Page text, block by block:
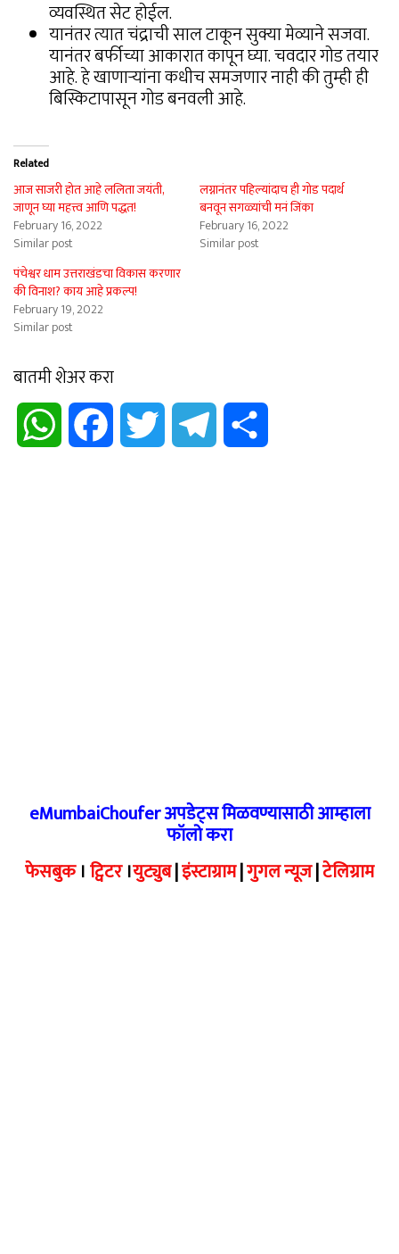
व्यवस्थित सेट होईल.
यानंतर त्यात चंद्राची साल टाकून सुक्या मेव्याने सजवा.
यानंतर बर्फीच्या आकारात कापून घ्या. चवदार गोड तयार
आहे. हे खाणाऱ्यांना कधीच समजणार नाही की तुम्ही ही
बिस्किटापासून गोड बनवली आहे.
Related
आज साजरी होत आहे ललिता जयंती,
जाणून घ्या महत्त्व आणि पद्धत!
February 16, 2022
Similar post
लग्नानंतर पहिल्यांदाच ही गोड पदार्थ
बनवून सगळ्यांची मनं जिंका
February 16, 2022
Similar post
पंचेश्वर धाम उत्तराखंडचा विकास करणार
की विनाश? काय आहे प्रकल्प!
February 19, 2022
Similar post
बातमी शेअर करा
WhatsApp Facebook Twitter Telegram
eMumbaiChoufer अपडेट्स मिळवण्यासाठी आम्हाला
फॉलो करा
फेसबुक।ट्विटर।युट्युब|इंस्टाग्राम|गुगल न्यूज|टेलिग्राम